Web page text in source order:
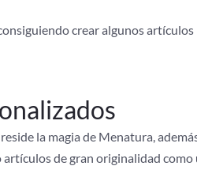
crear algunos artículos
la magia de Menatura,
artículos de gran originalidad